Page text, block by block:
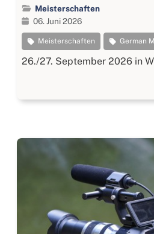
Meisterschaften
06. Juni 2026
Meisterschaften German
26./27. September 2026 in